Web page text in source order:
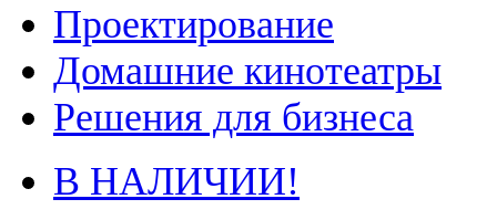
Проектирование
Домашние кинотеатры
Решения для бизнеса
В НАЛИЧИИ!